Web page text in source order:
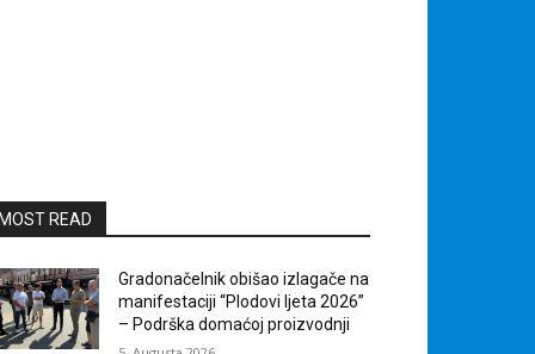
READ
Gradonačelnik obišao izlagače na
manifestaciji “Plodovi ljeta 2026”
– Podrška domaćoj proizvodnji